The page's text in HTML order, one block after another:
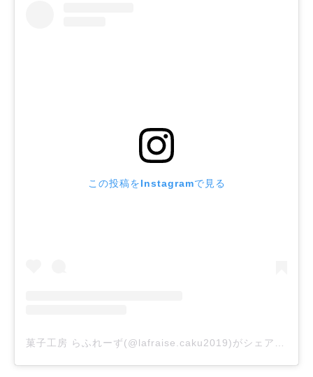
この投稿をInstagramで見る